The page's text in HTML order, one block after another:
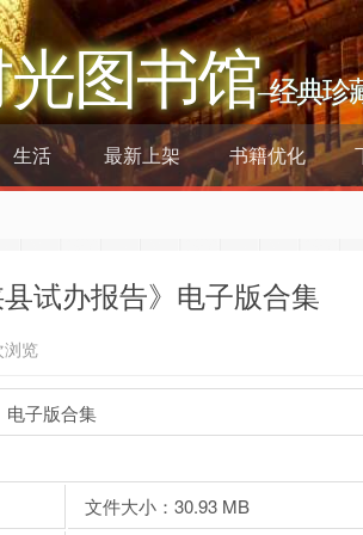
图书馆–经典珍
生活 最新上架 书籍优化
试办报告》电子版合集
览
电子版合集
文件大小：30.93 MB